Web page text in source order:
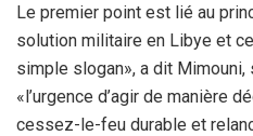
Le premier point est lié au
solution militaire en Libye et
simple slogan», a dit Mimouni,
«l’urgence d’agir de manière
cessez-le-feu durable et